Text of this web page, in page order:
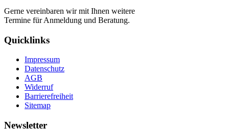
Gerne vereinbaren wir mit Ihnen weitere
Termine für Anmeldung und Beratung.
Quicklinks
Impressum
Datenschutz
AGB
Widerruf
Barrierefreiheit
Sitemap
Newsletter